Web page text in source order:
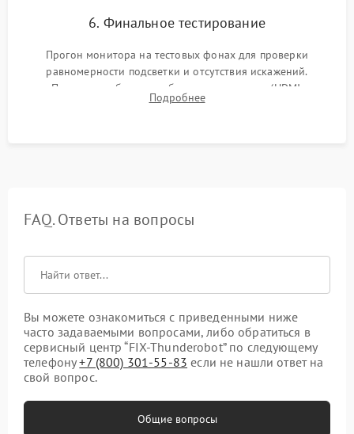
6. Финальное тестирование
Прогон монитора на тестовых фонах для проверки
равномерности подсветки и отсутствия искажений.
Проверка работоспособности всех портов (HDMI,
DisplayPort, VGA) и кнопок управления под нагрузкой в
Подробнее
FAQ. Ответы на вопросы
Вы можете ознакомиться с приведенными ниже
часто задаваемыми вопросами, либо обратиться в
сервисный центр “FIX-Thunderobot” по следующему
телефону+7 (800) 301-55-83 если не нашли ответ на
свой вопрос.
Общие вопросы